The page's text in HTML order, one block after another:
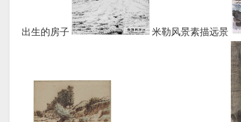
出生的房子 米勒风景素描远景